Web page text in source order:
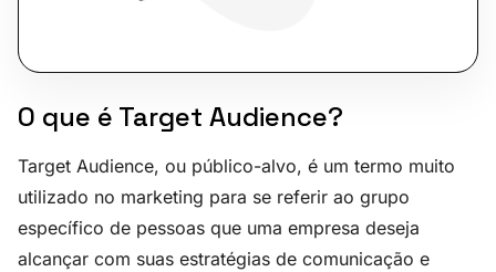
O que é Target Audience?
Target Audience, ou público-alvo, é um termo muito
utilizado no marketing para se referir ao grupo
específico de pessoas que uma empresa deseja
alcançar com suas estratégias de comunicação e